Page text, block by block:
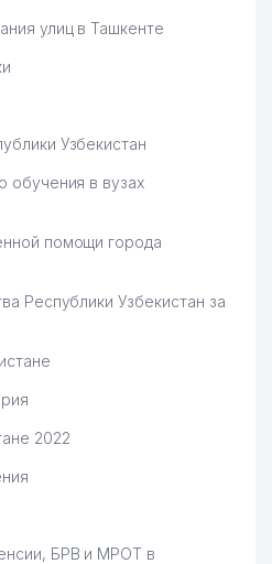
улиц в Ташкенте
Узбекистан
обучения в вузах
помощи города
Республики Узбекистан за
2022
БРВ и МРОТ в